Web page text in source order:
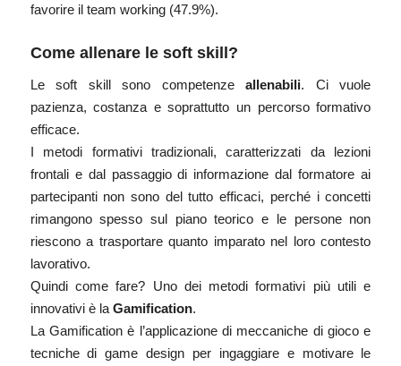
favorire il team working (47.9%).
Come allenare le soft skill?
Le soft skill sono competenzeallenabili. Ci vuole
pazienza, costanza e soprattutto un percorso formativo
efficace.
I metodi formativi tradizionali, caratterizzati da lezioni
frontali e dal passaggio di informazione dal formatore ai
partecipanti non sono del tutto efficaci, perché i concetti
rimangono spesso sul piano teorico e le persone non
riescono a trasportare quanto imparato nel loro contesto
lavorativo.
Quindi come fare? Uno dei metodi formativi più utili e
innovativi è la Gamification.
La Gamification è l’applicazione di meccaniche di gioco e
tecniche di game design per ingaggiare e motivare le